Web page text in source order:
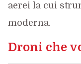
aerei la cui
moderna.
Droni che